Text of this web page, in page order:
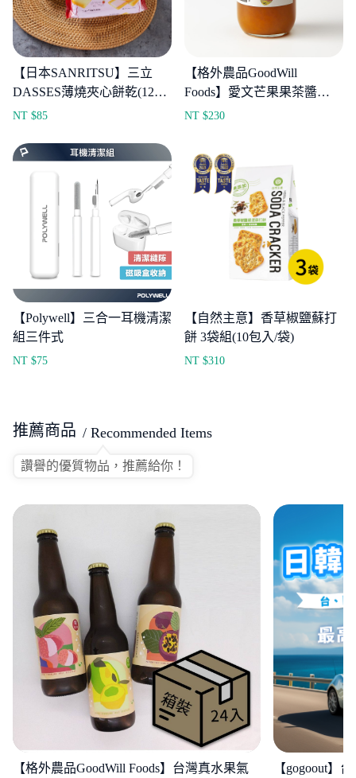
【日本SANRITSU】三立
DASSES薄燒夾心餅乾(12入/
包)
NT $85
【格外農品GoodWill
Foods】愛文芒果果茶醬
270g
NT $230
【Polywell】三合一耳機清潔
組三件式
NT $75
【自然主意】香草椒鹽蘇打
餅 3袋組(10包入/袋)
NT $310
推薦商品 / Recommended Items
讚譽的優質物品，推薦給你！
【格外農品GoodWill Foods】台灣真水果氣
【gogoout】